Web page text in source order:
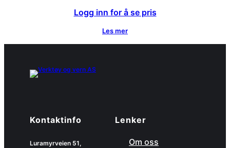
Logg inn for å se pris
Les mer
Kontaktinfo
Luramyrveien 51,
Lenker
Om oss